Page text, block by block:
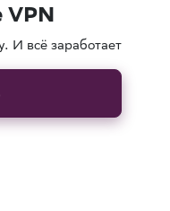
VPN
И всё заработает